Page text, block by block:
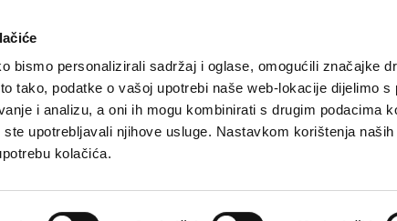
bismo personalizirali sadržaj i oglase, omogućili značajke
tako, podatke o vašoj upotrebi naše web-lokacije dijelimo s
i analizu, a oni ih mogu kombinirati s drugim podacima
upotrebljavali njihove usluge. Nastavkom korištenja
kolačića.
ustanove, tvrtke i škole